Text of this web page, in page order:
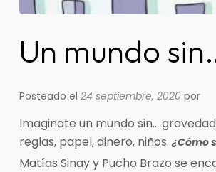
Un mundo
Posteado el 24 septiembre, 2020por
Imaginate un mundo sin…
reglas, papel, dinero, niños.¿Cómo
Matías Sinay y Pucho Brazo se